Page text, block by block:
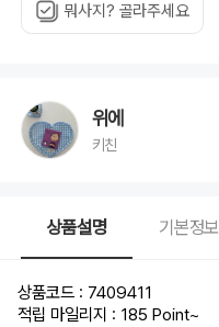
뭐사지? 골라주세요
위에
키친
상품설명 기본정보
상품코드 : 7409411
적립 마일리지 : 185 Point~